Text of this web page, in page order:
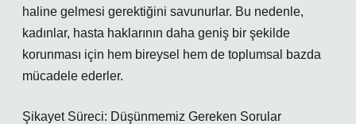
haline gelmesi gerektiğini savunurlar. Bu nedenle,
kadınlar, hasta haklarının daha geniş bir şekilde
korunması için hem bireysel hem de toplumsal bazda
mücadele ederler.
Şikayet Süreci: Düşünmemiz Gereken Sorular